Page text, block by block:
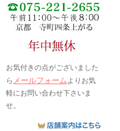
お気付きの点がございました
ら メールフォームよりお気
軽にお問い合わせ下さいま
せ。